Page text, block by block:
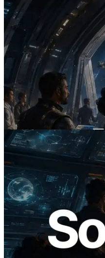
2026.07.04
ERPC ने x402
किया — AI एजेंट अब
डिमांड भुगतान कर सकते
यह लेख पढ़ें
2026.05.24